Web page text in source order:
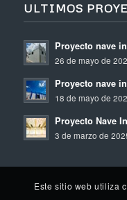
ULTIMOS
Proyecto nave
26 de mayo de
Proyecto nave
18 de mayo de
Proyecto Nave
3 de marzo de
Este sitio web utiliza